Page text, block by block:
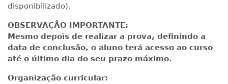
disponibilizado).
OBSERVAÇÃO IMPORTANTE:
Mesmo depois de realizar a prova, definindo a
data de conclusão, o aluno terá acesso ao curso
até o último dia do seu prazo máximo.
Organização curricular: